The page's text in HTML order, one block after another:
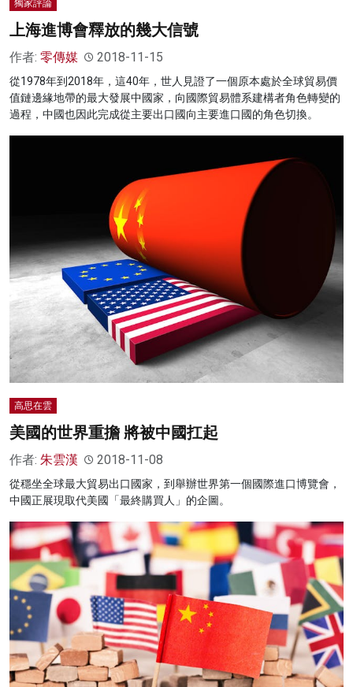
獨家評論
上海進博會釋放的幾大信號
作者: 零傳媒 2018-11-15
從1978年到2018年，這40年，世人見證了一個原本處於全球貿易價
值鏈邊緣地帶的最大發展中國家，向國際貿易體系建構者角色轉變的
過程，中國也因此完成從主要出口國向主要進口國的角色切換。
高思在雲
美國的世界重擔 將被中國扛起
作者: 朱雲漢 2018-11-08
從穩坐全球最大貿易出口國家，到舉辦世界第一個國際進口博覽會，
中國正展現取代美國「最終購買人」的企圖。